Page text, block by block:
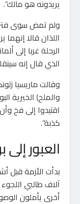
يريدونه هو مالك”.
ولم تمض سوى
اللذان قالا
الرحلة غربا إلى
الذي قال إنه
وقالت ماريسيا
والملح) الخيرية
اقتيدوا إلى فخ
كذبة”.
العبور
بدأت الأزمة قبل
آلاف طالبي
أخرى يأملون